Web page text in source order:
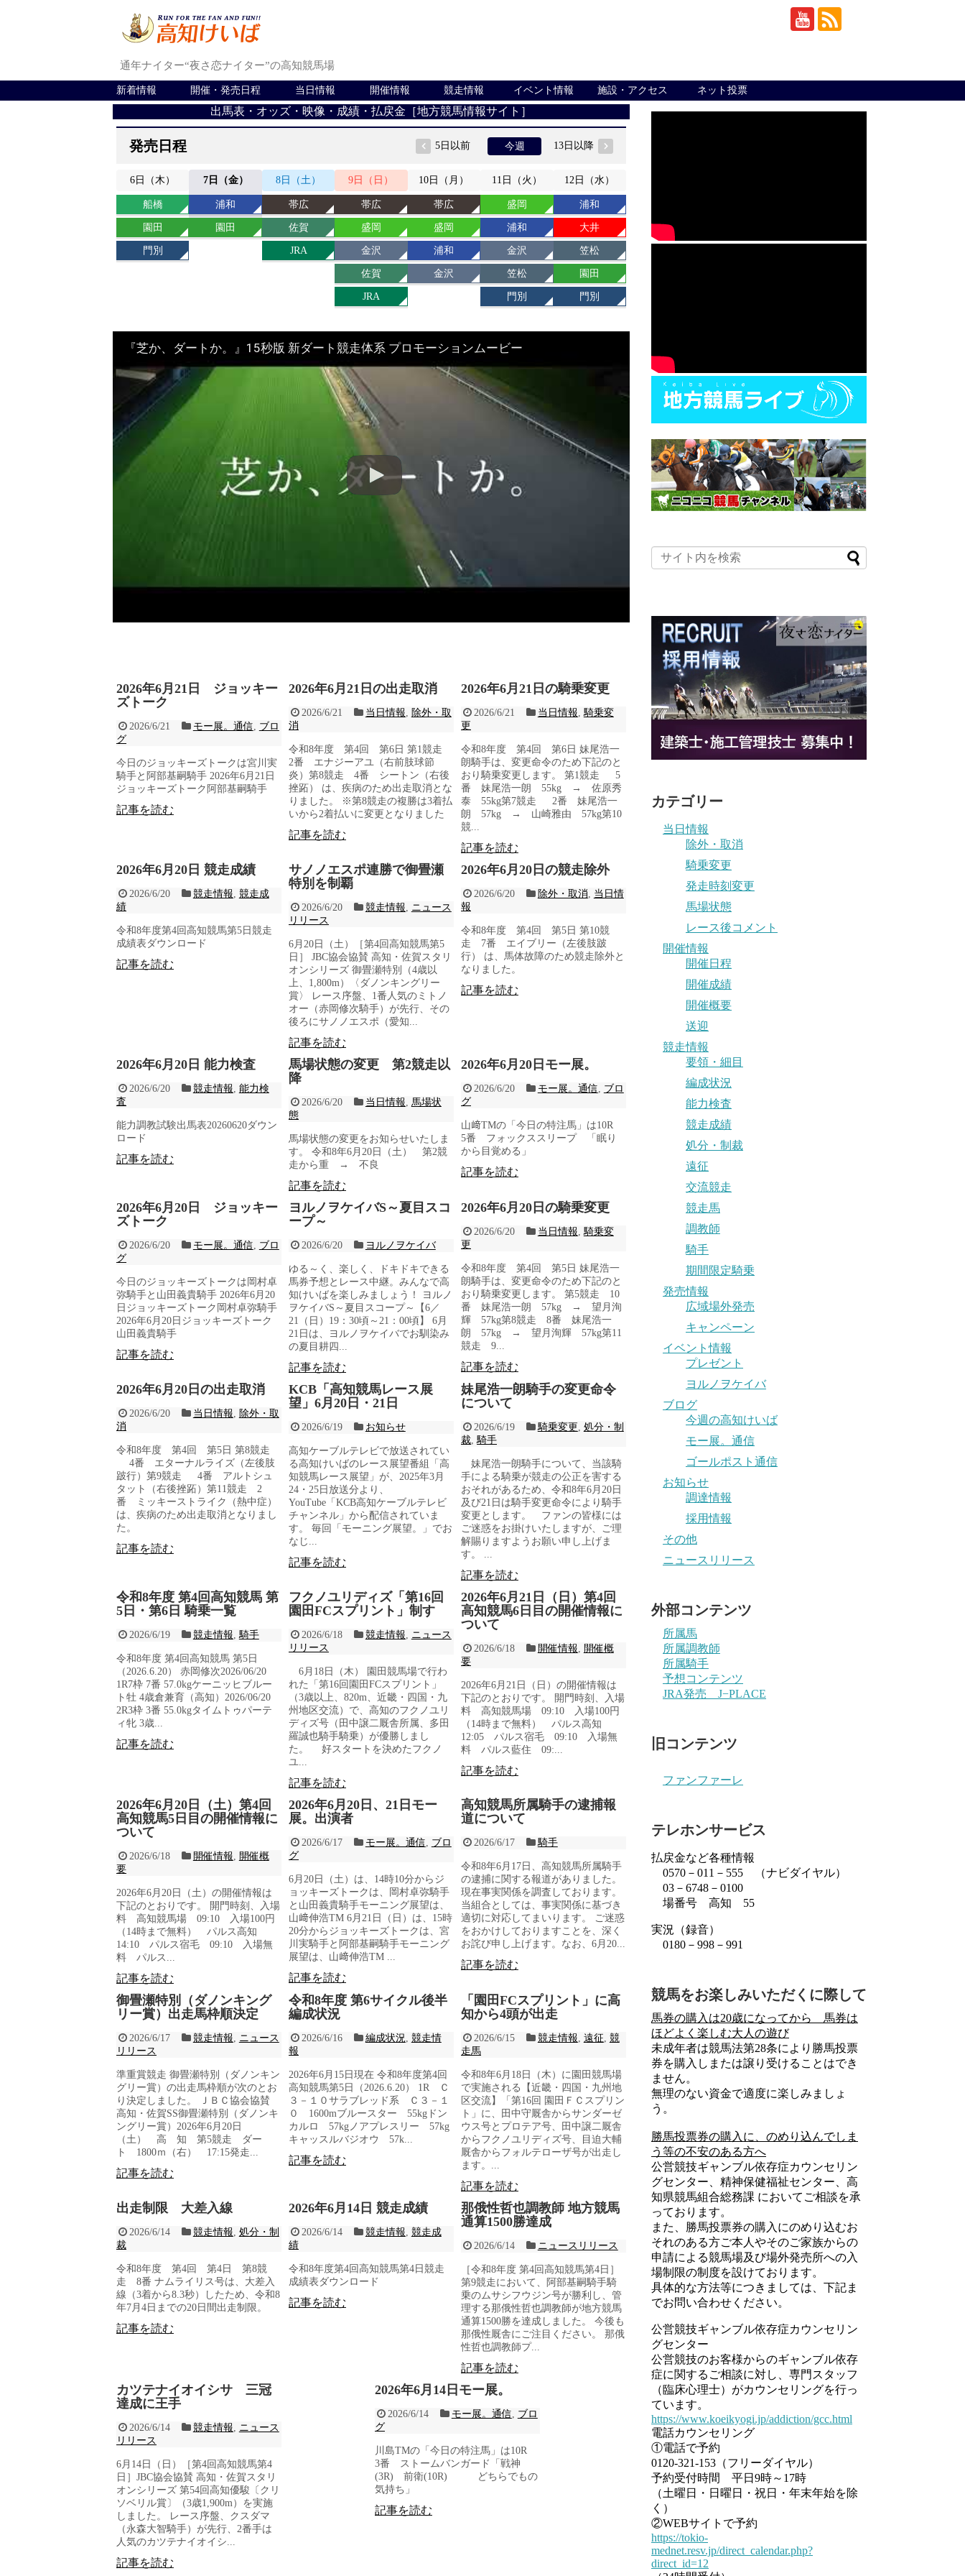
通年ナイター“夜さ恋ナイター”の高知競馬場
新着情報 開催・発売日程 当日情報 開催情報 競走情報 イベント情報 施設・アクセス ネット投票
出馬表・オッズ・映像・成績・払戻金［地方競馬情報サイト］
発売日程 5日以前 今週 13日以降
6 日 （木）
船橋
園田
門別
7日 （金）
浦和
園田
8 日 （土）
帯広
佐賀
JRA
9 日 （日）
帯広
盛岡
金沢
佐賀
JRA
10 日 （月）
帯広
盛岡
浦和
金沢
11 日 （火）
盛岡
浦和
金沢
笠松
門別
12 日 （水）
浦和
大井
笠松
園田
門別
『芝か、ダートか。』15秒版 新ダート競走体系 プロモーションムービー
2026年6月21日 ジョッキー
ズトーク
2026/6/21 モー展。通信
ブロ
グ
今日のジョッキーズトークは宮川実
騎手と阿部基嗣騎手 2026年6月21日
ジョッキーズトーク阿部基嗣騎手
記事を読む
2026年6月21日の出走取消
2026/6/21 当日情報
除外・取
消
令和8年度 第4回 第6日 第1競走
2番 エナジーアユ（右前肢球節
炎）第8競走 4番 シートン（右後
挫跖） は、疾病のため出走取消とな
りました。 ※第8競走の複勝は3着払
いから2着払いに変更となりました
記事を読む
2026年6月21日の騎乗変更
2026/6/21 当日情報 騎乗変
更
令和8年度 第4回 第6日 妹尾浩一
朗騎手は、変更命令のため下記のと
おり騎乗変更します。 第1競走 5
番 妹尾浩一朗 55kg → 佐原秀
泰 55kg第7競走 2番 妹尾浩一
朗 57kg → 山崎雅由 57kg第10
競...
記事を読む
2026年6月20日 競走成績
2026/6/20 競走情報 競走成
績
令和8年度第4回高知競馬第5日競走
成績表ダウンロード
記事を読む
サノノエスポ連勝で御畳瀬
特別を制覇
2026/6/20 競走情報
ニュース
リリース
6月20日（土）［第4回高知競馬第5
日］ JBC協会協賛 高知・佐賀スタリ
オンシリーズ 御畳瀬特別（4歳以
上、1,800m）〈ダノンキングリー
賞〉 レース序盤、1番人気のミトノ
オー（赤岡修次騎手）が先行、その
後ろにサノノエスポ（愛知...
記事を読む
2026年6月20日の競走除外
2026/6/20 除外・取消
当日情
報
令和8年度 第4回 第5日 第10競
走 7番 エイブリー（左後肢跛
行） は、馬体故障のため競走除外と
なりました。
記事を読む
2026年6月20日 能力検査
2026/6/20 競走情報 能力検
査
能力調教試験出馬表20260620ダウン
ロード
記事を読む
馬場状態の変更 第2競走以
降
2026/6/20 当日情報
馬場状
態
馬場状態の変更をお知らせいたしま
す。 令和8年6月20日（土） 第2競
走から重 → 不良
記事を読む
2026年6月20日モー展。
2026/6/20 モー展。通信
ブロ
グ
山﨑TMの「今日の特注馬」は10R
5番 フォックススリープ 「眠り
から目覚める」
記事を読む
2026年6月20日 ジョッキー
ズトーク
2026/6/20 モー展。通信
ブロ
グ
今日のジョッキーズトークは岡村卓
弥騎手と山田義貴騎手 2026年6月20
日ジョッキーズトーク岡村卓弥騎手
2026年6月20日ジョッキーズトーク
山田義貴騎手
記事を読む
ヨルノヲケイバS～夏目スコ
ープ～
2026/6/20 ヨルノヲケイバ
ゆる～く、楽しく、ドキドキできる
馬券予想とレース中継。みんなで高
知けいばを楽しみましょう！ ヨルノ
ヲケイバS～夏目スコープ～【6／
21（日）19：30頃～21：00頃】 6月
21日は、ヨルノヲケイバでお馴染み
の夏目耕四...
記事を読む
2026年6月20日の騎乗変更
2026/6/20 当日情報 騎乗変
更
令和8年度 第4回 第5日 妹尾浩一
朗騎手は、変更命令のため下記のと
おり騎乗変更します。 第5競走 10
番 妹尾浩一朗 57kg → 望月洵
輝 57kg第8競走 8番 妹尾浩一
朗 57kg → 望月洵輝 57kg第11
競走 9...
記事を読む
2026年6月20日の出走取消
2026/6/20 当日情報
除外・取
消
令和8年度 第4回 第5日 第8競走
4番 エターナルライズ（左後肢
跛行）第9競走 4番 アルトシュ
タット（右後挫跖）第11競走 2
番 ミッキーストライク（熱中症）
は、疾病のため出走取消となりまし
た。
記事を読む
KCB「高知競馬レース展
望」6月20日・21日
2026/6/19 お知らせ
高知ケーブルテレビで放送されてい
る高知けいばのレース展望番組「高
知競馬レース展望」が、2025年3月
24・25日放送分より、
YouTube「KCB高知ケーブルテレビ
チャンネル」から配信されていま
す。 毎回「モーニング展望。」でお
なじ...
記事を読む
妹尾浩一朗騎手の変更命令
について
2026/6/19 騎乗変更 処分・制
裁 騎手
妹尾浩一朗騎手について、当該騎
手による騎乗が競走の公正を害する
おそれがあるため、令和8年6月20日
及び21日は騎手変更命令により騎手
変更とします。 ファンの皆様には
ご迷惑をお掛けいたしますが、ご理
解賜りますようお願い申し上げま
す。 ...
記事を読む
令和8年度 第4回高知競馬 第
5日・第6日 騎乗一覧
2026/6/19 競走情報 騎手
令和8年度 第4回高知競馬 第5日
（2026.6.20） 赤岡修次2026/06/20
1R7枠 7番 57.0kgケーニッヒブルー
ト牡 4歳倉兼育（高知）2026/06/20
2R3枠 3番 55.0kgタイムトゥパーテ
ィ牝 3歳...
記事を読む
フクノユリディズ「第16回
園田FCスプリント」制す
2026/6/18 競走情報
ニュース
リリース
6月18日（木） 園田競馬場で行わ
れた「第16回園田FCスプリント」
（3歳以上、820m、近畿・四国・九
州地区交流）で、高知のフクノユリ
ディズ号（田中譲二厩舎所属、多田
羅誠也騎手騎乗）が優勝しまし
た。 好スタートを決めたフクノ
ユ...
記事を読む
2026年6月21日（日）第4回
高知競馬6日目の開催情報に
ついて
2026/6/18 開催情報
開催概
要
2026年6月21日（日）の開催情報は
下記のとおりです。 開門時刻、入場
料 高知競馬場 09:10 入場100円
（14時まで無料） パルス高知
12:05 パルス宿毛 09:10 入場無
料 パルス藍住 09:...
記事を読む
2026年6月20日（土）第4回
高知競馬5日目の開催情報に
ついて
2026/6/18 開催情報
開催概
要
2026年6月20日（土）の開催情報は
下記のとおりです。 開門時刻、入場
料 高知競馬場 09:10 入場100円
（14時まで無料） パルス高知
14:10 パルス宿毛 09:10 入場無
料 パルス...
記事を読む
2026年6月20日、21日モー
展。出演者
2026/6/17 モー展。通信
ブロ
グ
6月20日（土）は、14時10分からジ
ョッキーズトークは、岡村卓弥騎手
と山田義貴騎手モーニング展望は、
山﨑伸浩TM 6月21日（日）は、15時
20分からジョッキーズトークは、宮
川実騎手と阿部基嗣騎手モーニング
展望は、山﨑伸浩TM ...
記事を読む
高知競馬所属騎手の逮捕報
道について
2026/6/17 騎手
令和8年6月17日、高知競馬所属騎手
の逮捕に関する報道がありました。
現在事実関係を調査しております。
当組合としては、事実関係に基づき
適切に対応してまいります。 ご迷惑
をおかけしておりますことを、深く
お詫び申し上げます。なお、6月20...
記事を読む
御畳瀬特別（ダノンキング
リー賞）出走馬枠順決定
2026/6/17 競走情報
ニュース
リリース
準重賞競走 御畳瀬特別（ダノンキン
グリー賞）の出走馬枠順が次のとお
り決定しました。 ＪＢＣ協会協賛
高知・佐賀SS御畳瀬特別（ダノンキ
ングリー賞）2026年6月20日
（土） 高 知 第5競走 ダー
ト 1800ｍ（右） 17:15発走...
記事を読む
令和8年度 第6サイクル後半
編成状況
2026/6/16 編成状況
競走情
報
2026年6月15日現在 令和8年度第4回
高知競馬第5日（2026.6.20） 1R Ｃ
３－１０サラブレッド系 Ｃ３－１
０ 1600mブルースター 55kgドン
カルロ 57kgノアプレスリー 57kg
キャッスルバジオウ 57k...
記事を読む
「園田FCスプリント」に高
知から4頭が出走
2026/6/15 競走情報 遠征 競
走馬
令和8年6月18日（木）に園田競馬場
で実施される【近畿・四国・九州地
区交流】「第16回 園田ＦＣスプリン
ト」に、田中守厩舎からサンダーゼ
ウス号とプロテア号、田中譲二厩舎
からフクノユリディズ号、目迫大輔
厩舎からフォルテローザ号が出走し
ます。...
記事を読む
出走制限 大差入線
2026/6/14 競走情報 処分・制
裁
令和8年度 第4回 第4日 第8競
走 8番 ナムライリス号は、大差入
線（3着から8.3秒）したため、令和8
年7月4日までの20日間出走制限。
記事を読む
2026年6月14日 競走成績
2026/6/14 競走情報 競走成
績
令和8年度第4回高知競馬第4日競走
成績表ダウンロード
記事を読む
那俄性哲也調教師 地方競馬
通算1500勝達成
2026/6/14 ニュースリリース
［令和8年度 第4回高知競馬第4日］
第9競走において、阿部基嗣騎手騎
乗のムサシフウジン号が勝利し、管
理する那俄性哲也調教師が地方競馬
通算1500勝を達成しました。 今後も
那俄性厩舎にご注目ください。 那俄
性哲也調教師プ...
記事を読む
カツテナイオイシサ 三冠
達成に王手
2026/6/14 競走情報
ニュース
リリース
6月14日（日）［第4回高知競馬第4
日］JBC協会協賛 高知・佐賀スタリ
オンシリーズ 第54回高知優駿〔クリ
ソベリル賞〕（3歳1,900m）を実施
しました。 レース序盤、クスダマ
（永森大智騎手）が先行、2番手は
人気のカツテナイオイシ...
記事を読む
2026年6月14日モー展。
2026/6/14 モー展。通信
ブロ
グ
川島TMの「今日の特注馬」は10R
3番 ストームバンガード「戦神
(3R) 前衛(10R) どちらでもの
気持ち」
記事を読む
カテゴリー
当日情報
除外・取消
騎乗変更
発走時刻変更
馬場状態
レース後コメント
開催情報
開催日程
開催成績
開催概要
送迎
競走情報
要領・細目
編成状況
能力検査
競走成績
処分・制裁
遠征
交流競走
競走馬
調教師
騎手
期間限定騎乗
発売情報
広域場外発売
キャンペーン
イベント情報
プレゼント
ヨルノヲケイバ
ブログ
今週の高知けいば
モー展。通信
ゴールポスト通信
お知らせ
調達情報
採用情報
その他
ニュースリリース
外部コンテンツ
所属馬
所属調教師
所属騎手
予想コンテンツ
JRA発売 J−PLACE
旧コンテンツ
ファンファーレ
テレホンサービス
払戻金など各種情報
0570－011－555 （ナビダイヤル）
03－6748－0100
場番号 高知 55
実況（録音）
0180－998－991
競馬をお楽しみいただくに際して
馬券の購入は20歳になってから 馬券は
ほどよく楽しむ大人の遊び
未成年者は競馬法第28条により勝馬投票
券を購入しまたは譲り受けることはでき
ません。
無理のない資金で適度に楽しみましょ
う。
勝馬投票券の購入に、のめり込んでしま
う等の不安のある方へ
公営競技ギャンブル依存症カウンセリン
グセンター、精神保健福祉センター、高
知県競馬組合総務課 においてご相談を承
っております。
また、勝馬投票券の購入にのめり込むお
それのある方ご本人やそのご家族からの
申請による競馬場及び場外発売所への入
場制限の制度を設けております。
具体的な方法等につきましては、下記ま
でお問い合わせください。
公営競技ギャンブル依存症カウンセリン
グセンター
公営競技のお客様からのギャンブル依存
症に関するご相談に対し、専門スタッフ
（臨床心理士）がカウンセリングを行っ
ています。
https://www.koeikyogi.jp/addiction/gcc.html
電話カウンセリング
①電話で予約
0120-321-153（フリーダイヤル）
予約受付時間 平日9時～17時
（土曜日・日曜日・祝日・年末年始を除
く）
②WEBサイトで予約
https://tokio-
mednet.resv.jp/direct_calendar.php?
direct_id=12